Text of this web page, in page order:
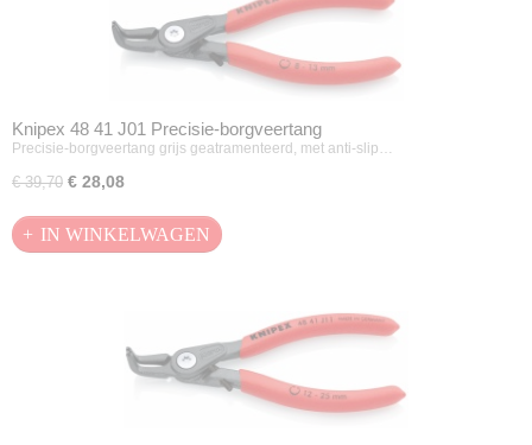
Knipex 48 41 J01 Precisie-borgveertang
Precisie-borgveertang grijs geatramenteerd, met anti-slip…
€ 39,70 € 28,08
IN WINKELWAGEN